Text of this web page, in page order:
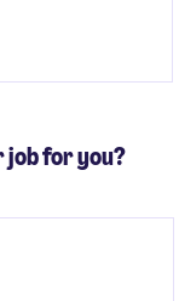
行可能なデジ
job for you?